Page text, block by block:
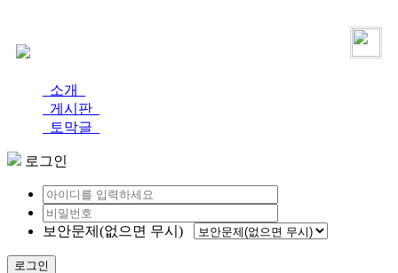
소개
게시판
토막글
로그인
보안문제(없으면 무시)
로그인